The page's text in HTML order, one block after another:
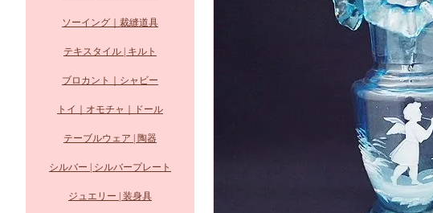
ソーイング｜裁縫道具
テキスタイル | キルト
ブロカント｜シャビー
トイ｜オモチャ｜ドール
テーブルウェア | 陶器
シルバー | シルバープレート
ジュエリー | 装身具